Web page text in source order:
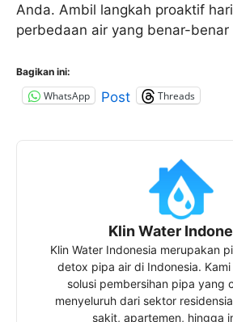
Anda. Ambil langkah proaktif
perbedaan air yang benar-benar
Bagikan ini:
WhatsApp Post Threads
Klin Water
Klin Water Indonesia merupakan
detox pipa air di Indonesia.
solusi pembersihan pipa yang
menyeluruh dari sektor
sakit, apartemen, hingga